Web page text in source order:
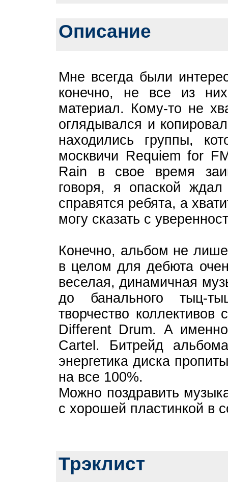
Описание
Мне всегда были
конечно, не все из
материал. Кому-то не
оглядывался и
находились группы,
москвичи Requiem for
Rain в свое время
говоря, я опаской
справятся ребята, а
могу сказать с
Конечно, альбом не
в целом для дебюта
веселая, динамичная
до банального тыц-
творчество
Different Drum. А
Cartel. Битрейд
энергетика диска
на все 100%.
Можно поздравить
с хорошей пластинкой в
Трэклист